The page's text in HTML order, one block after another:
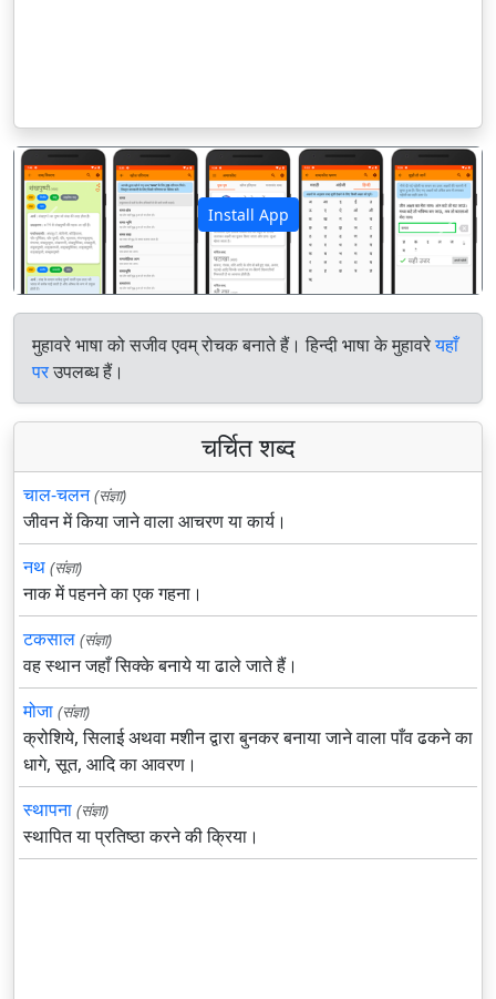
Install App
पिछला अगला
मुहावरे भाषा को सजीव एवम् रोचक बनाते हैं। हिन्दी भाषा के मुहावरेयहाँ
परउपलब्ध हैं।
चर्चित शब्द
चाल-चलन (संज्ञा)
जीवन में किया जाने वाला आचरण या कार्य।
नथ (संज्ञा)
नाक में पहनने का एक गहना।
टकसाल (संज्ञा)
वह स्थान जहाँ सिक्के बनाये या ढाले जाते हैं।
मोजा (संज्ञा)
क्रोशिये, सिलाई अथवा मशीन द्वारा बुनकर बनाया जाने वाला पाँव ढकने का
धागे, सूत, आदि का आवरण।
स्थापना (संज्ञा)
स्थापित या प्रतिष्ठा करने की क्रिया।